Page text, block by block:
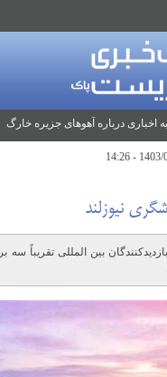
درباره آهوهای جزیره خارگ
بین المللی تقریباً سه